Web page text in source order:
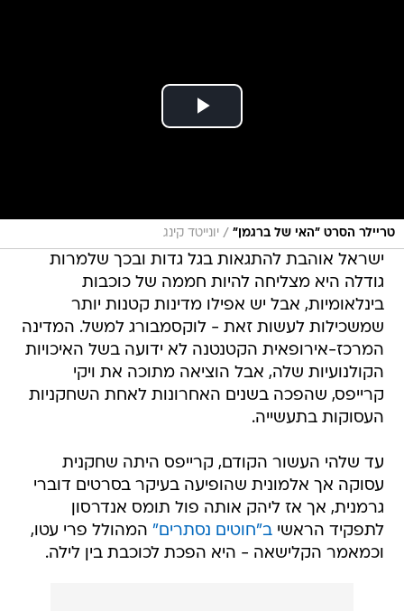
טריילר הסרט "האי של ברגמן" / יונייטד קינג
ישראל אוהבת להתגאות בגל גדות ובכך שלמרות
גודלה היא מצליחה להיות חממה של כוכבות
בינלאומיות, אבל יש אפילו מדינות קטנות יותר
שמשכילות לעשות זאת - לוקסמבורג למשל. המדינה
המרכז-אירופאית הקטנטנה לא ידועה בשל האיכויות
הקולנועיות שלה, אבל הוציאה מתוכה את ויקי
קרייפס, שהפכה בשנים האחרונות לאחת השחקניות
העסוקות בתעשייה.
עד שלהי העשור הקודם, קרייפס היתה שחקנית
עסוקה אך אלמונית שהופיעה בעיקר בסרטים דוברי
גרמנית, אך אז ליהק אותה פול תומס אנדרסון
לתפקיד הראשיב"חוטים נסתרים" המהולל פרי עטו,
וכמאמר הקלישאה - היא הפכת לכוכבת בין לילה.